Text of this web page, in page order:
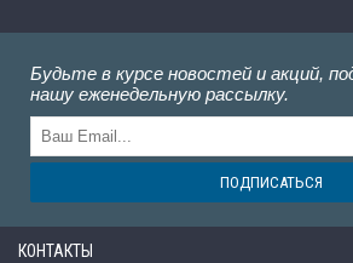
Будьте в курсе новостей и акций,
нашу еженедельную рассылку.
ПОДПИСАТЬСЯ
КОНТАКТЫ